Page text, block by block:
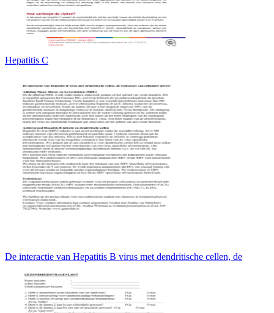
Hepatitis C
De interactie van Hepatitis B virus met dendritische cellen, de